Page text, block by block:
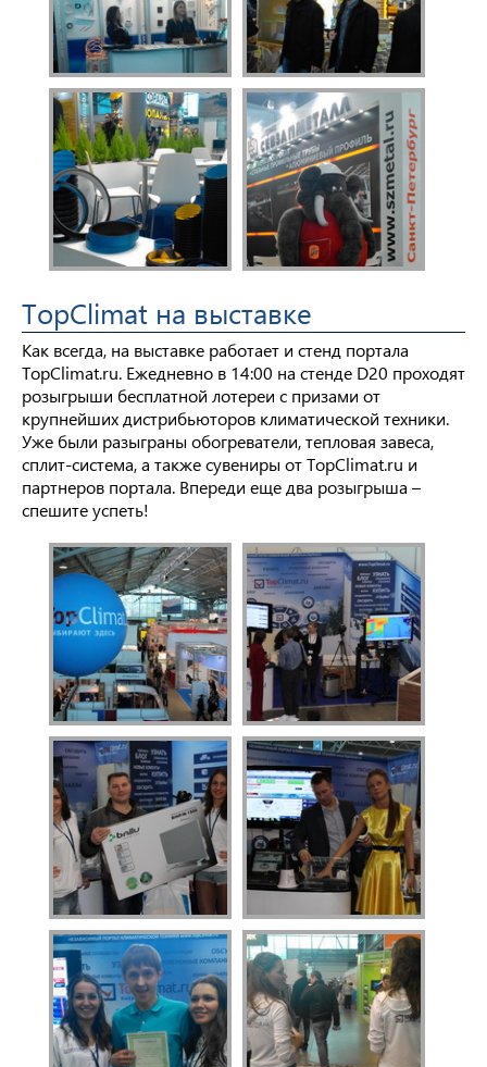
TopClimat на выставке
Как всегда, на выставке работает и стенд портала
TopClimat.ru. Ежедневно в 14:00 на стенде D20 проходят
розыгрыши бесплатной лотереи с призами от
крупнейших дистрибьюторов климатической техники.
Уже были разыграны обогреватели, тепловая завеса,
сплит-система, а также сувениры от TopClimat.ru и
партнеров портала. Впереди еще два розыгрыша –
спешите успеть!